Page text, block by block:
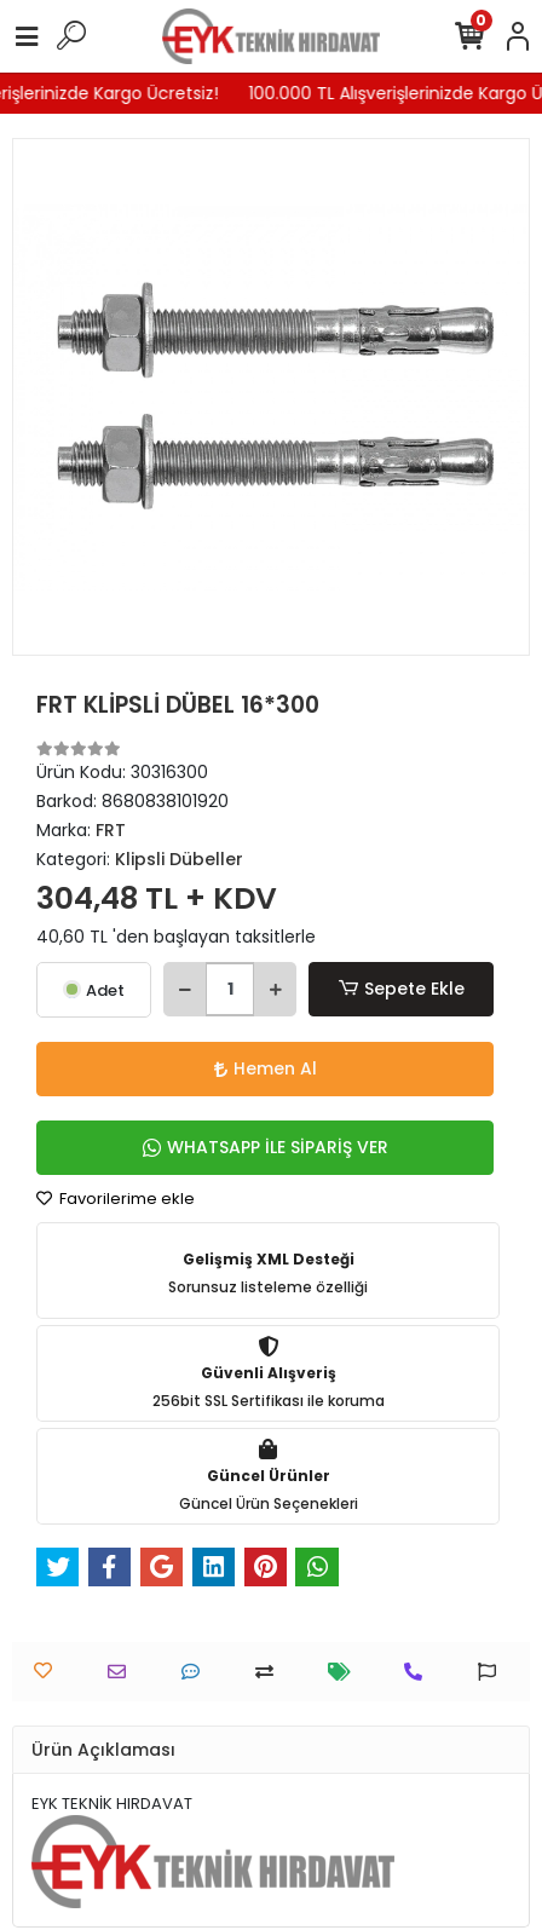
Kargo Ücretsiz! 100.000 TL Alışverişlerinizde Kargo
0
FRT KLİPSLİ DÜBEL 16*300
Ürün Kodu: 30316300
Barkod: 8680838101920
Marka: FRT
Kategori: Klipsli Dübeller
304,48 TL + KDV
40,60 TL 'den başlayan taksitlerle
Adet Sepete Ekle
Hemen Al
WHATSAPP İLE SİPARİŞ VER
Favorilerime ekle
Gelişmiş XML Desteği
Sorunsuz listeleme özelliği
Güvenli Alışveriş
256bit SSL Sertifikası ile koruma
Güncel Ürünler
Güncel Ürün Seçenekleri
Ürün Açıklaması
EYK TEKNİK HIRDAVAT